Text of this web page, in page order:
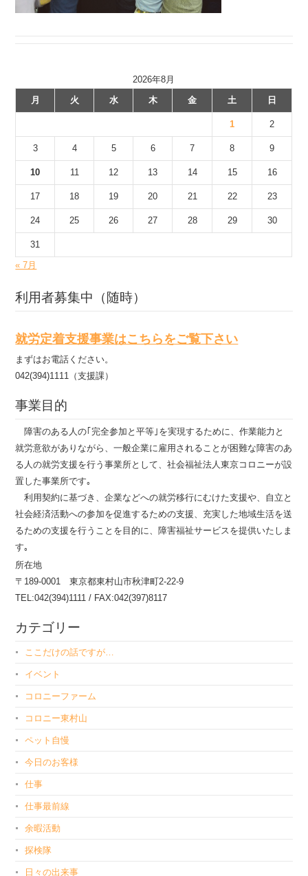
2026年8月
月
火 水 木 金 土 日
1 2
3 4 5 6 7 8 9
10 11 12 13 14 15 16
17 18 19 20 21 22 23
24 25 26 27 28 29 30
31
« 7月
利用者募集中（随時）
就労定着支援事業はこちらをご覧下さい
まずはお電話ください。
042(394)1111（支援課）
事業目的
障害のある人の｢完全参加と平等｣を実現するために、作業能力と
就労意欲がありながら、一般企業に雇用されることが困難な障害のあ
る人の就労支援を行う事業所として、社会福祉法人東京コロニーが設
置した事業所です｡
利用契約に基づき、企業などへの就労移行にむけた支援や、自立と
社会経済活動への参加を促進するための支援、充実した地域生活を送
るための支援を行うことを目的に、障害福祉サービスを提供いたしま
す｡
所在地
〒189-0001 東京都東村山市秋津町2-22-9
TEL:042(394)1111 / FAX:042(397)8117
カテゴリー
ここだけの話ですが…
イベント
コロニーファーム
コロニー東村山
ペット自慢
今日のお客様
仕事
仕事最前線
余暇活動
探検隊
日々の出来事